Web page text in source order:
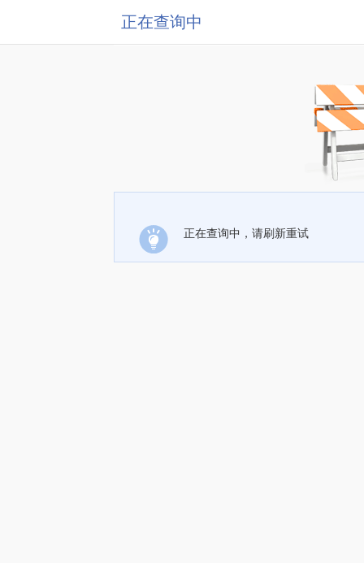
正在查询中
正在查询中，请刷新重试